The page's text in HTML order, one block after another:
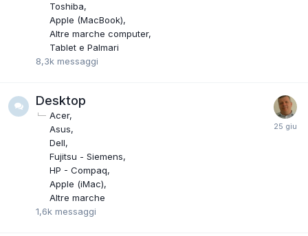
Toshiba
Apple (MacBook)
Altre marche computer
Tablet e Palmari
8,3k messaggi
Desktop
Acer
Asus
Dell
Fujitsu - Siemens
HP - Compaq
Apple (iMac)
Altre marche
1,6k messaggi